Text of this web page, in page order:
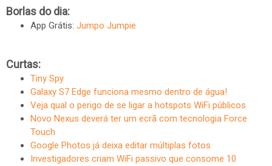
Borlas do dia:
App Grátis: Jumpo Jumpie
Curtas:
Tiny Spy
Galaxy S7 Edge funciona mesmo dentro de água!
Veja qual o perigo de se ligar a hotspots WiFi públicos
Novo Nexus deverá ter um ecrã com tecnologia Force
Touch
Google Photos já deixa editar múltiplas fotos
Investigadores criam WiFi passivo que consome 10